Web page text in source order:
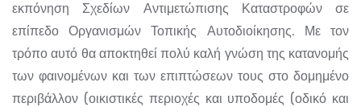
εκπόνηση Σχεδίων Αντιμετώπισης Καταστροφών σε
επίπεδο Οργανισμών Τοπικής Αυτοδιοίκησης. Με τον
τρόπο αυτό θα αποκτηθεί πολύ καλή γνώση της κατανομής
των φαινομένων και των επιπτώσεων τους στο δομημένο
περιβάλλον (οικιστικές περιοχές και υποδομές (οδικό και